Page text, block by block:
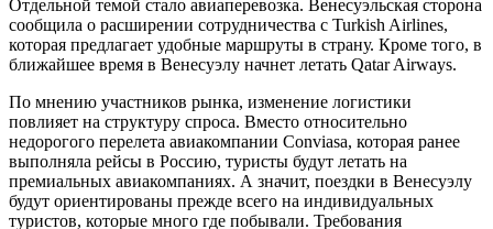
Отдельной темой стало авиаперевозка. Венесуэльская сторона
сообщила о расширении сотрудничества с Turkish Airlines,
которая предлагает удобные маршруты в страну. Кроме того, в
ближайшее время в Венесуэлу начнет летать Qatar Airways.
По мнению участников рынка, изменение логистики
повлияет на структуру спроса. Вместо относительно
недорогого перелета авиакомпании Conviasa, которая ранее
выполняла рейсы в Россию, туристы будут летать на
премиальных авиакомпаниях. А значит, поездки в Венесуэлу
будут ориентированы прежде всего на индивидуальных
туристов, которые много где побывали. Требования